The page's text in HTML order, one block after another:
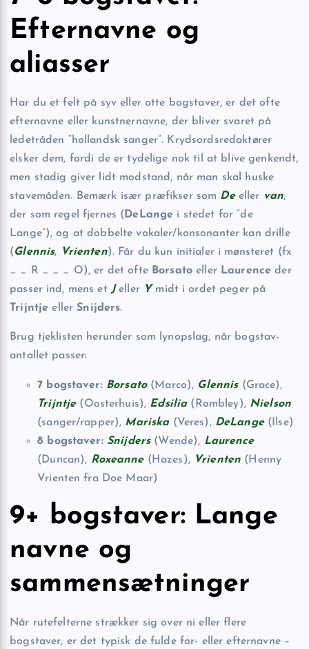
Efternavne og
aliasser
Har du et felt på syv eller otte bogstaver, er det ofte
efternavne eller kunstner­navne, der bliver svaret på
ledetråden “hollandsk sanger”. Krydsordsredaktører
elsker dem, fordi de er tydelige nok til at blive genkendt,
men stadig giver lidt modstand, når man skal huske
stavemåden. Bemærk især præfikser som Deeller van,
der som regel fjernes (DeLange i stedet for “de
Lange”), og at dobbelte vokaler/konsonanter kan drille
(Glennis, Vrienten). Får du kun initialer i mønsteret (fx
_ _ R _ _ _ O), er det ofte Borsato eller Laurence der
passer ind, mens et Jeller Ymidt i ordet peger på
Trijntje ellerSnijders.
Brug tjeklisten herunder som lynopslag, når bogstav­
antallet passer:
7 bogstaver: Borsato(Marco), Glennis(Grace),
Trijntje(Oosterhuis), Edsilia(Rombley), Nielson
(sanger/rapper), Mariska(Veres), DeLange(Ilse)
8 bogstaver: Snijders(Wende), Laurence
(Duncan), Roxeanne(Hazes), Vrienten (Henny
Vrienten fra Doe Maar)
9+ bogstaver: Lange
navne og
sammensætninger
Når rutefelterne strækker sig over ni eller flere
bogstaver, er det typisk de fulde for- eller efternavne –